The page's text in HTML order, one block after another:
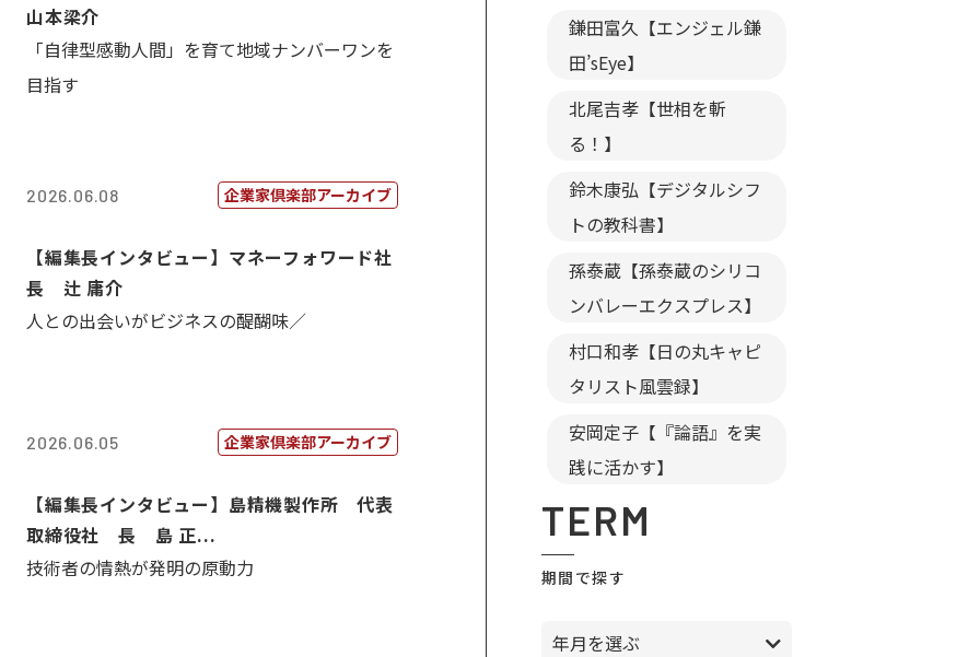
山本梁介
「自律型感動人間」を育て地域ナンバーワンを
目指す
2026.06.08 企業家倶楽部アーカイブ
【編集長インタビュー】マネーフォワード社
長 辻 庸介
人との出会いがビジネスの醍醐味／
2026.06.05 企業家倶楽部アーカイブ
【編集長インタビュー】島精機製作所 代表
取締役社 長 島 正...
技術者の情熱が発明の原動力
鎌田富久【エンジェル鎌
田’sEye】
北尾吉孝【世相を斬
る！】
鈴木康弘【デジタルシフ
トの教科書】
孫泰蔵【孫泰蔵のシリコ
ンバレーエクスプレス】
村口和孝【日の丸キャピ
タリスト風雲録】
安岡定子【『論語』を実
践に活かす】
TERM
期間で探す
年月を選ぶ